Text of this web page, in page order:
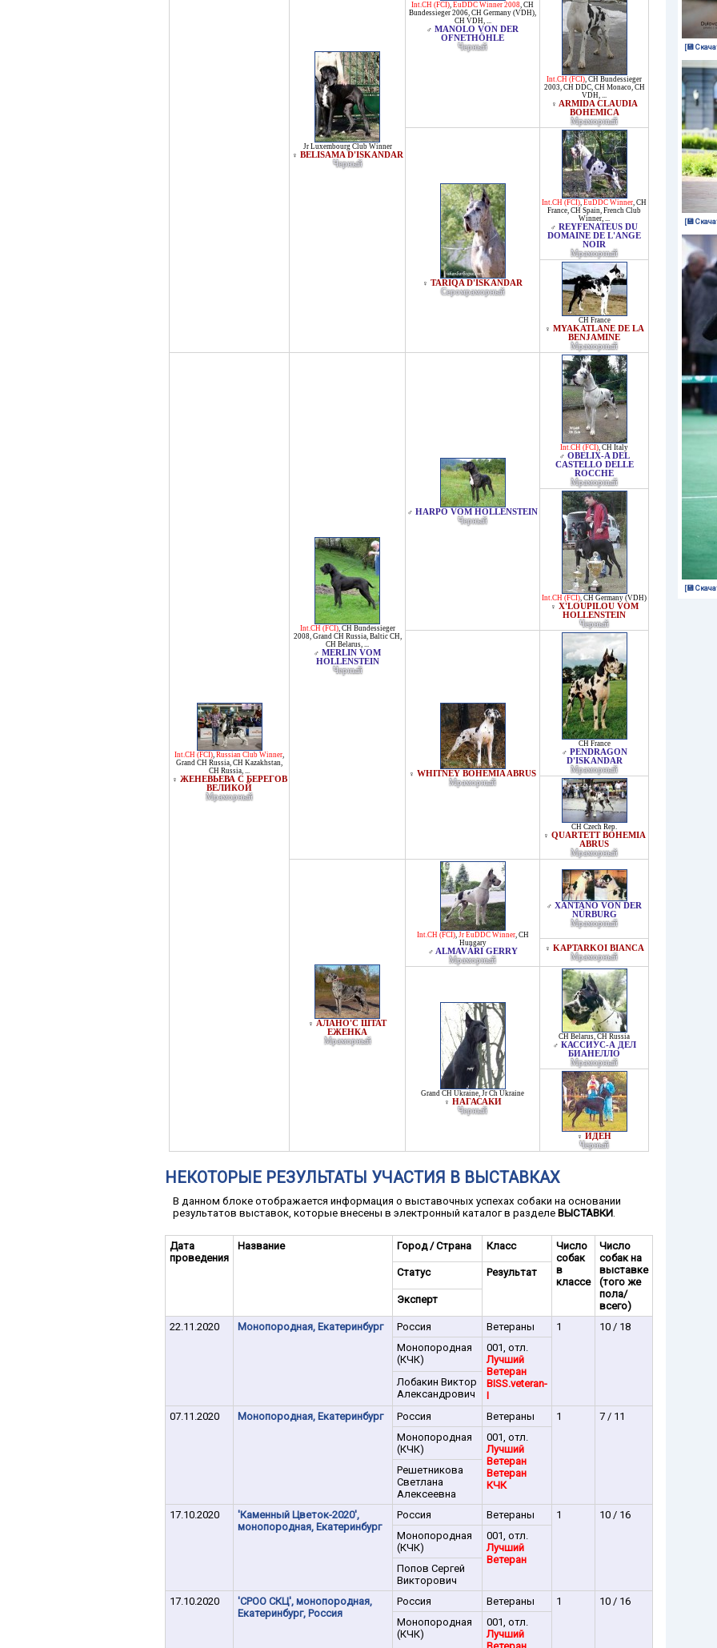
Jr Luxembourg Club Winner
♀ BELISAMA D'ISKANDAR
Черный
Int.CH (FCI), EuDDC Winner 2008, CH
Bundessieger 2006, CH Germany (VDH),
CH VDH, ...
♂ MANOLO VON DER
OFNETHÖHLE
Черный
Int.CH (FCI), CH Bundessieger
2003, CH DDC, CH Monaco, CH
VDH, ...
♀ ARMIDA CLAUDIA
BOHEMICA
Мраморный
♀ TARIQA D'ISKANDAR
Серомраморный
Int.CH (FCI), EuDDC Winner, CH
France, CH Spain, French Club
Winner, ...
♂ REYFENATEUS DU
DOMAINE DE L'ANGE
NOIR
Мраморный
CH France
♀ MYAKATLANE DE LA
BENJAMINE
Мраморный
Int.CH (FCI), Russian Club Winner,
Grand CH Russia, CH Kazakhstan,
CH Russia, ...
♀ ЖЕНЕВЬЕВА С БЕРЕГОВ
ВЕЛИКОЙ
Мраморный
Int.CH (FCI), CH Bundessieger
2008, Grand CH Russia, Baltic CH,
CH Belarus, ...
♂ MERLIN VOM
HOLLENSTEIN
Черный
♂ HARPO VOM HOLLENSTEIN
Черный
Int.CH (FCI), CH Italy
♂ OBELIX-A DEL
CASTELLO DELLE
ROCCHE
Мраморный
Int.CH (FCI), CH Germany (VDH)
♀ X'LOUPILOU VOM
HOLLENSTEIN
Черный
♀ WHITNEY BOHEMIA ABRUS
Мраморный
CH France
♂ PENDRAGON
D'ISKANDAR
Мраморный
CH Czech Rep.
♀ QUARTETT BOHEMIA
ABRUS
Мраморный
♀ АЛАНО'С ШТАТ
ЕЖЕНКА
Мраморный
Int.CH (FCI), Jr EuDDC Winner, CH
Hungary
♂ ALMAVÁRI GERRY
Мраморный
♂ XANTANO VON DER
NÜRBURG
Мраморный
♀ KAPTARKOI BIANCA
Мраморный
Grand CH Ukraine, Jr Ch Ukraine
♀ НАГАСАКИ
Черный
CH Belarus, CH Russia
♂ КАССИУС-А ДЕЛ
БИАНЕЛЛО
Мраморный
♀ ИДЕН
Черный
НЕКОТОРЫЕ РЕЗУЛЬТАТЫ УЧАСТИЯ В ВЫСТАВКАХ
В данном блоке отображается информация о выставочных успехах собаки на основании
результатов выставок, которые внесены в электронный каталог в разделе ВЫСТАВКИ.
Дата
проведения
Название Город / Страна Класс
Число
собак
в
классе
Число
собак на
выставке
(того же
пола/
всего)
Статус Результат
Эксперт
22.11.2020 Монопородная, Екатеринбург Россия Ветераны 1
10 / 18
Монопородная
(КЧК)
001, отл.
Лучший
Ветеран
BISS.veteran-
I
Лобакин Виктор
Александрович
07.11.2020
Монопородная, Екатеринбург Россия Ветераны 1
7 / 11
Монопородная
(КЧК)
001, отл.
Лучший
Ветеран
Ветеран
КЧК
Решетникова
Светлана
Алексеевна
17.10.2020
'Каменный Цветок-2020',
монопородная, Екатеринбург
Россия Ветераны 1
10 / 16
Монопородная
(КЧК)
001, отл.
Лучший
Ветеран
Попов Сергей
Викторович
17.10.2020
'СРОО СКЦ', монопородная,
Екатеринбург, Россия
Россия Ветераны 1
10 / 16
Монопородная
(КЧК)
001, отл.
Лучший
[💾
[💾
[💾